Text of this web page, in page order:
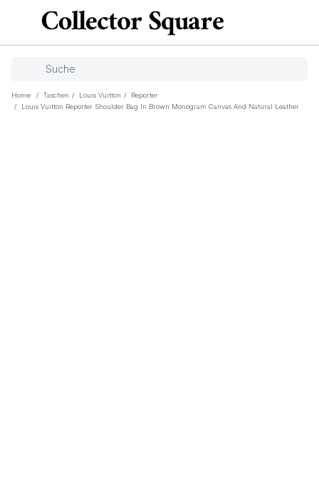
Home / Taschen / Louis Vuitton /
Reporter
/
Louis Vuitton Reporter Shoulder Bag In Brown Monogram Canvas And Natural Leather